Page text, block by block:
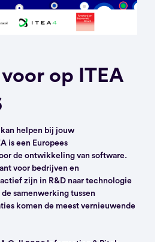
op ITEA
helpen bij jouw
is een Europees
de ontwikkeling van software.
voor bedrijven en
zijn in R&D naar technologie
samenwerking tussen
komen de meest vernieuwende